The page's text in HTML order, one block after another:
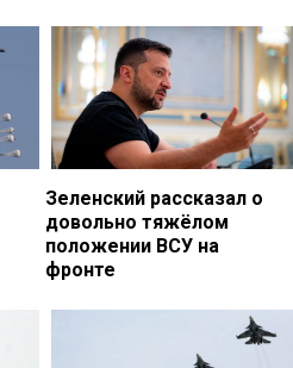
Зеленский рассказал о
довольно тяжёлом
положении ВСУ на
фронте